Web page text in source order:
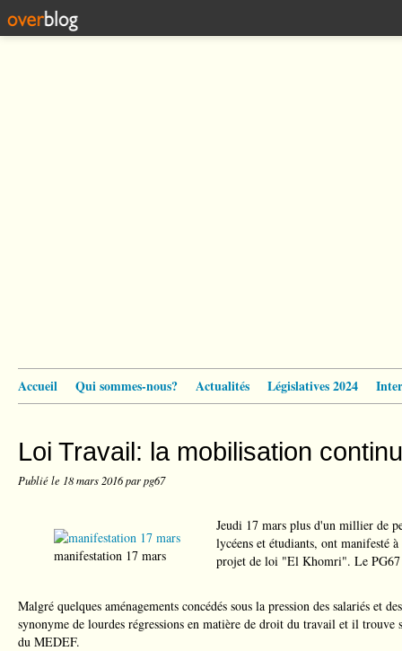
Accueil Qui sommes-nous? Actualités Législatives 2024
Loi Travail: la mobilisation
Publié le 18 mars 2016par pg67
manifestation 17 mars
Jeudi 17 mars plus d'un millier de
lycéens et étudiants, ont manifesté
projet de loi "El Khomri". Le PG67
Malgré quelques aménagements concédés sous la pression des salariés et
synonyme de lourdes régressions en matière de droit du travail et il trouve
du MEDEF.